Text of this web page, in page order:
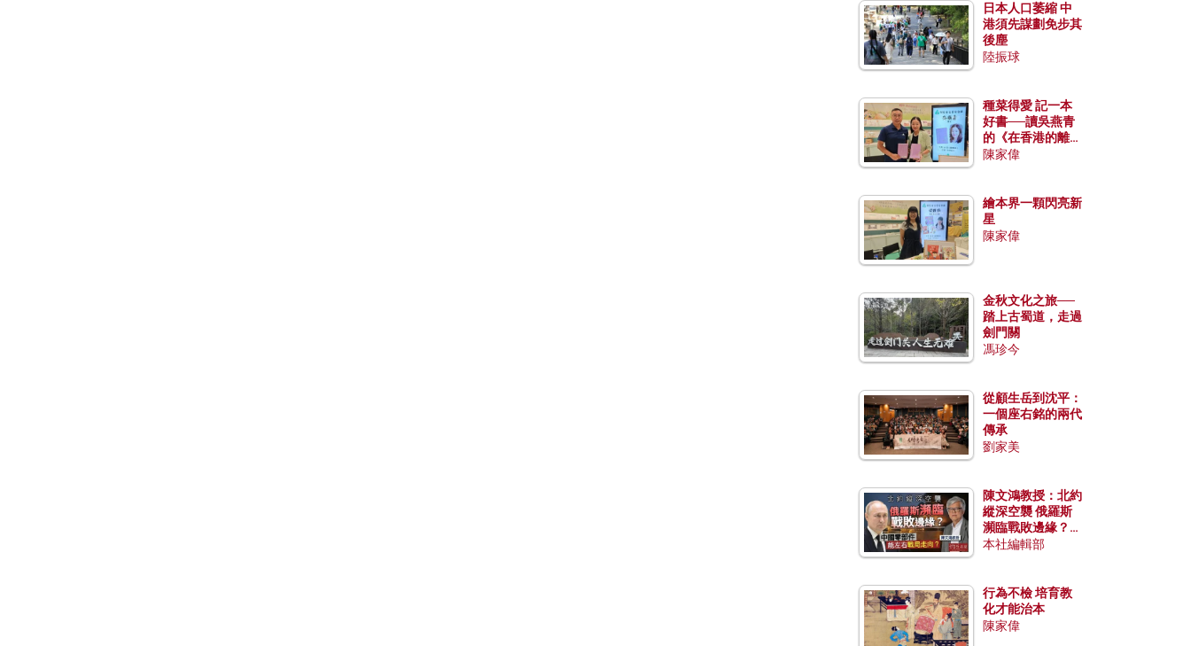
日本人口萎縮 中
港須先謀劃免步其
後塵
陸振球
種菜得愛 記一本
好書──讀吳燕青
的《在香港的離島
種菜》
陳家偉
繪本界一顆閃亮新
星
陳家偉
金秋文化之旅──
踏上古蜀道，走過
劍門關
馮珍今
從顧生岳到沈平：
一個座右銘的兩代
傳承
劉家美
陳文鴻教授：北約
縱深空襲 俄羅斯
瀕臨戰敗邊緣？中
國零部件能左右戰
本社編輯部
行為不檢 培育教
化才能治本
陳家偉